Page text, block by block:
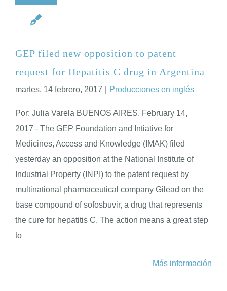
GEP filed new opposition to patent
request for Hepatitis C drug in Argentina
martes, 14 febrero, 2017 Producciones en inglés
Por: Julia Varela BUENOS AIRES, February 14,
2017 - The GEP Foundation and Intiative for
Medicines, Access and Knowledge (IMAK) filed
yesterday an opposition at the National Institute of
Industrial Property (INPI) to the patent request by
multinational pharmaceutical company Gilead on the
base compound of sofosbuvir, a drug that represents
the cure for hepatitis C. The action means a great step
to
Más información